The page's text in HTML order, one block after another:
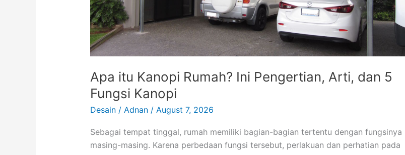
Apa itu Kanopi Rumah? Ini Pengertian, Arti, dan 5
Fungsi Kanopi
Desain/ Adnan / August 7, 2026
Sebagai tempat tinggal, rumah memiliki bagian-bagian tertentu dengan fungsinya
masing-masing. Karena perbedaan fungsi tersebut, perlakuan dan perhatian pada